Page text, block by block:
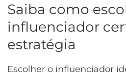
Saiba como
influenciador
estratégia
Escolher o influenciador